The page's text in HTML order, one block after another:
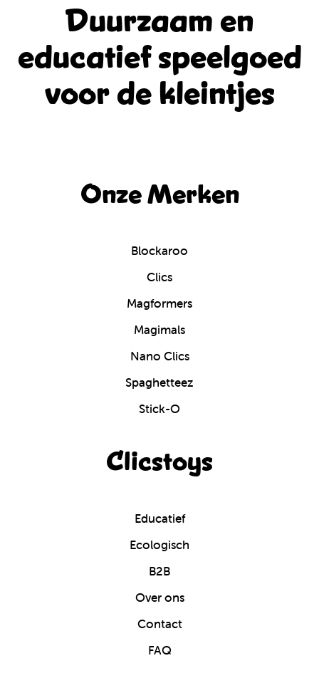
Duurzaam en
educatiefspeelgoed
voor de kleintjes
Onze Merken
Blockaroo
Clics
Magformers
Magimals
Nano Clics
Spaghetteez
Stick-O
Clicstoys
Educatief
Ecologisch
B2B
Over ons
Contact
FAQ